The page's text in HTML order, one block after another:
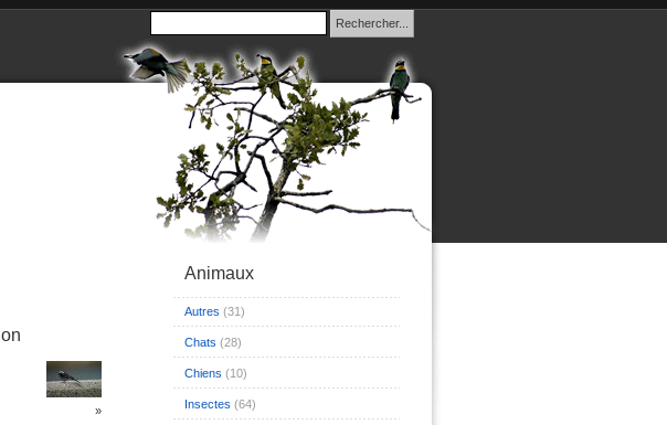
»
Animaux
Autres (31)
Chats (28)
Chiens (10)
Insectes (64)